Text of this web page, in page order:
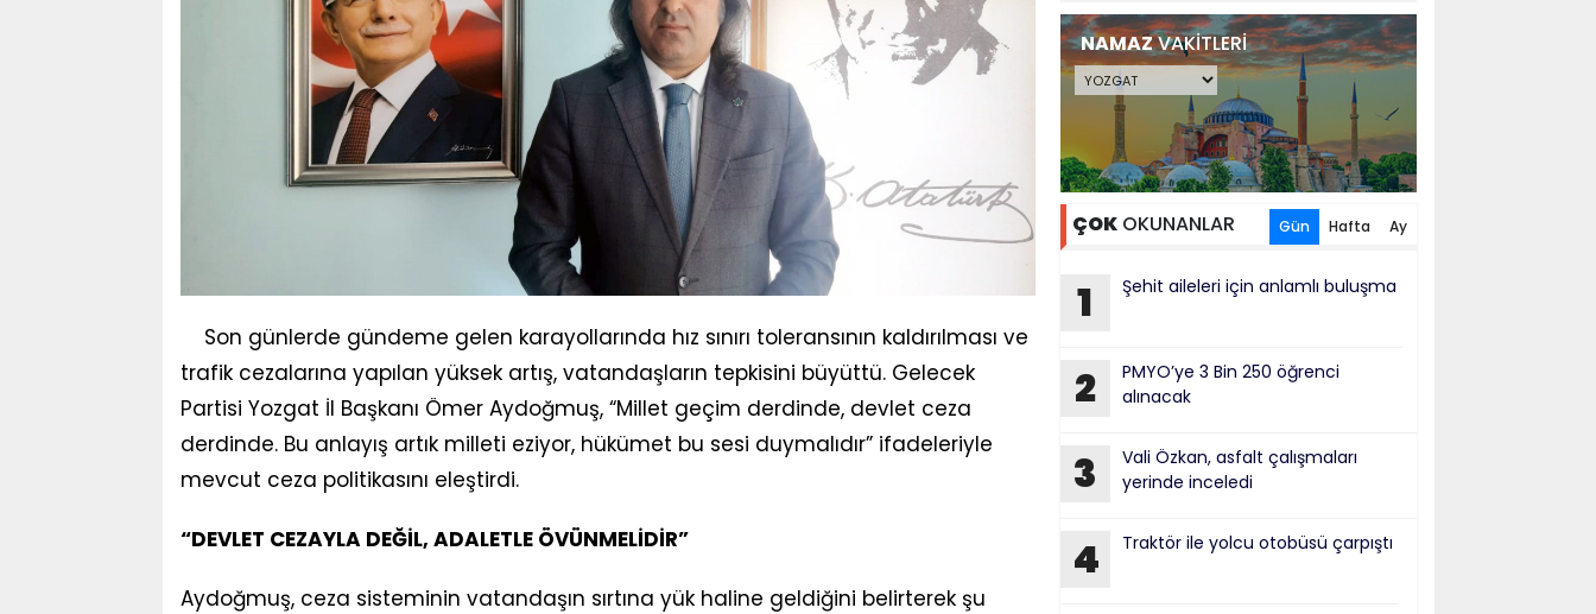
Son günlerde gündeme gelen karayollarında hız sınırı toleransının kaldırılması ve
trafik cezalarına yapılan yüksek artış, vatandaşların tepkisini büyüttü. Gelecek
Partisi Yozgat İl Başkanı Ömer Aydoğmuş, “Millet geçim derdinde, devlet ceza
derdinde. Bu anlayış artık milleti eziyor, hükümet bu sesi duymalıdır” ifadeleriyle
mevcut ceza politikasını eleştirdi.
“DEVLET CEZAYLA DEĞİL, ADALETLE ÖVÜNMELİDİR”
Aydoğmuş, ceza sisteminin vatandaşın sırtına yük haline geldiğini belirterek şu
NAMAZVAKİTLERİ
ÇOKOKUNANLAR Gün Hafta Ay
1 Şehit aileleri için anlamlı buluşma
2
PMYO’ye 3 Bin 250 öğrenci
alınacak
3
Vali Özkan, asfalt çalışmaları
yerinde inceledi
4 Traktör ile yolcu otobüsü çarpıştı